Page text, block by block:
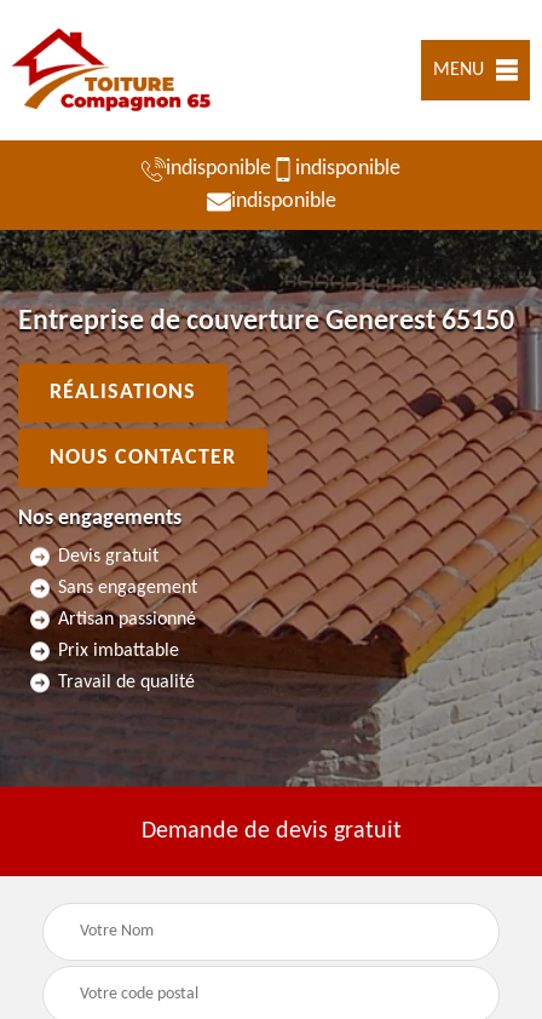
MENU
indisponible
indisponible
indisponible
Entreprise de couverture Generest 65150
RÉALISATIONS
NOUS CONTACTER
Nos engagements
Devis gratuit
Sans engagement
Artisan passionné
Prix imbattable
Travail de qualité
Demande de devis gratuit